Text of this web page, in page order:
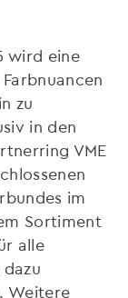
wird eine
zu
in den
VME
im
Sortiment
alle
Weitere